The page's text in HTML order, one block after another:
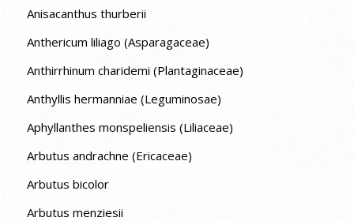
Anisacanthus thurberii
Anthericum liliago (Asparagaceae)
Anthirrhinum charidemi (Plantaginaceae)
Anthyllis hermanniae (Leguminosae)
Aphyllanthes monspeliensis (Liliaceae)
Arbutus andrachne (Ericaceae)
Arbutus bicolor
Arbutus menziesii